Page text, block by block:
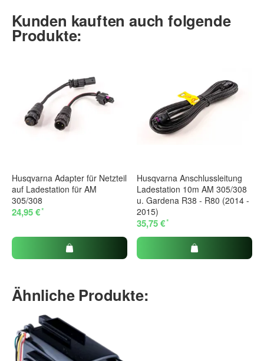
Kunden kauften auch folgende
Produkte:
Husqvarna Adapter für Netzteil
auf Ladestation für AM
305/308
24,95 €*
Husqvarna Anschlussleitung
Ladestation 10m AM 305/308
u. Gardena R38 - R80 (2014 -
2015)
35,75 €*
Ähnliche Produkte: